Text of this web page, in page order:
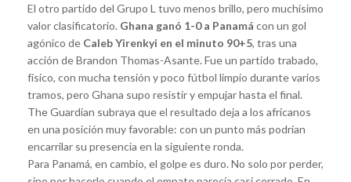
El otro partido del Grupo L tuvo menos brillo, pero muchísimo
valor clasificatorio. Ghana ganó 1-0 a Panamá con un gol
agónico de Caleb Yirenkyi en el minuto 90+5, tras una
acción de Brandon Thomas-Asante. Fue un partido trabado,
físico, con mucha tensión y poco fútbol limpio durante varios
tramos, pero Ghana supo resistir y empujar hasta el final.
The Guardian subraya que el resultado deja a los africanos
en una posición muy favorable: con un punto más podrían
encarrilar su presencia en la siguiente ronda.
Para Panamá, en cambio, el golpe es duro. No solo por perder,